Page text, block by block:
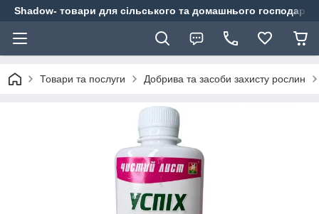
Shadow- товари для сільського та домашнього
Товари та послуги Добрива та засоби захисту рослин